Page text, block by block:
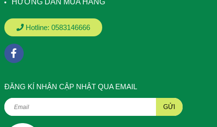
Hotline: 0583146666
ÐĂNG KÍ NHẬN CẬP NHẬT QUA EMAIL
GỬI